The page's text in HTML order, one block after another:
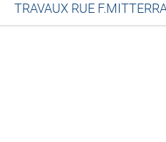
TRAVAUX RUE